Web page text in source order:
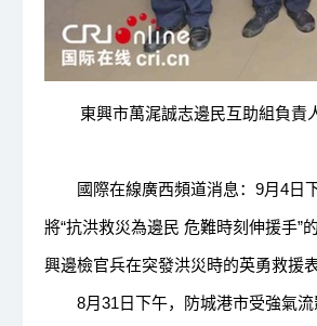
東興市萬浘誠志邊民互助組負責
國際在線廣西頻道消息：9月4日下
將“抗洪救災為邊民 危難時刻伸援手”
興邊檢官兵在突發洪災時的英勇救援表
8月31日下午，防城港市受強氣流